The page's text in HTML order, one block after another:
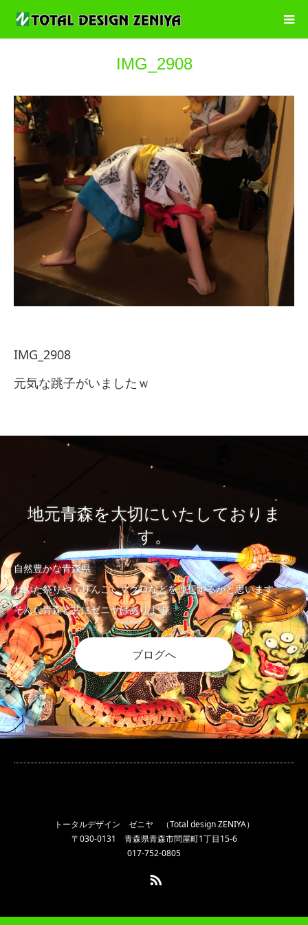
IMG_2908
IMG_2908
元気な跳子がいましたｗ
地元青森を大切にいたしておりま
す。
自然豊かな青森県
ねぶた祭りや、りんご、マグロなどを連想するかと思います。
そんな青森と共にゼニヤはあります。
ブログへ
トータルデザイン ゼニヤ （Total design ZENIYA）
〒030-0131 青森県青森市問屋町1丁目15-6
017-752-0805